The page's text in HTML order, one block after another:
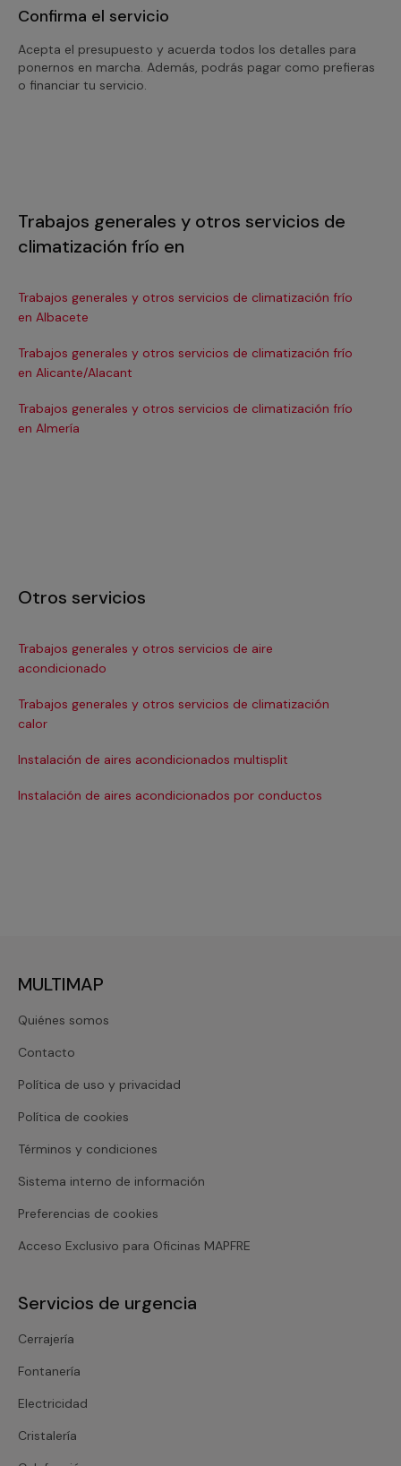
Confirma el servicio
Acepta el presupuesto y acuerda todos los detalles para
ponernos en marcha. Además, podrás pagar como prefieras
o financiar tu servicio.
Trabajos generales y otros servicios de
climatización frío en
Trabajos generales y otros servicios de climatización frío
en Albacete
Trabajos generales y otros servicios de climatización frío
en Alicante/Alacant
Trabajos generales y otros servicios de climatización frío
en Almería
Otros servicios
Trabajos generales y otros servicios de aire
acondicionado
Trabajos generales y otros servicios de climatización
calor
Instalación de aires acondicionados multisplit
Instalación de aires acondicionados por conductos
MULTIMAP
Quiénes somos
Contacto
Política de uso y privacidad
Política de cookies
Términos y condiciones
Sistema interno de información
Preferencias de cookies
Acceso Exclusivo para Oficinas MAPFRE
Servicios de urgencia
Cerrajería
Fontanería
Electricidad
Cristalería